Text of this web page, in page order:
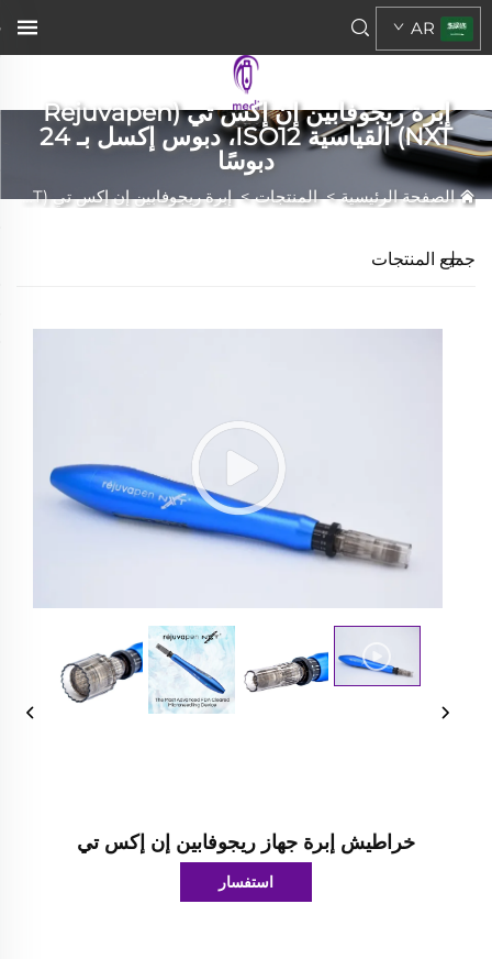
AR
إبرة ريجوفابين إن إكس تي (Rejuvapen
NXT) القياسية ISO12، دبوس إكسل بـ 24
دبوسًا
الصفحة الرئيسية>المنتجات>إبرة ريجوفابين إن إكس تي (Rejuvapen NXT) القياسية ISO12، دبوس إكسل بـ 24 دبوسًا
جميع المنتجات
خراطيش إبرة جهاز ريجوفابين إن إكس تي
استفسار